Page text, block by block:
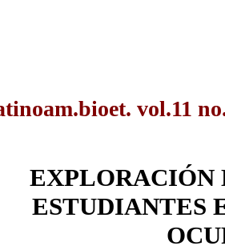
vol.11
ESTUDIANTES